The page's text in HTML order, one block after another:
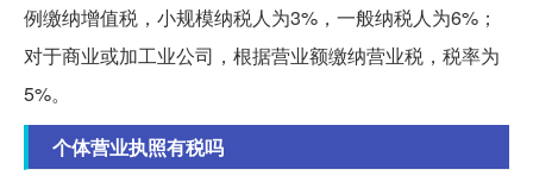
例缴纳增值税，小规模纳税人为3%，一般纳税人为6%；
对于商业或加工业公司，根据营业额缴纳营业税，税率为
5%。
个体营业执照有税吗